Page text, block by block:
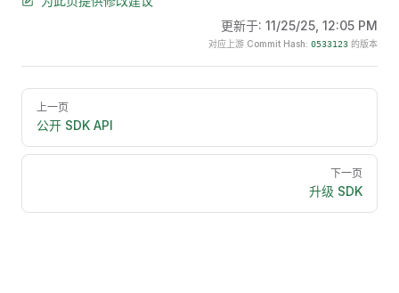
更新于: 11/25/25, 12:05 PM
对应上游 Commit Hash: 0533123 的版本
Pager
上一页
公开 SDK API
下一页
升级 SDK